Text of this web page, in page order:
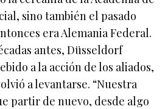
sino también el pasado
era Alemania Federal.
antes, Düsseldorf
a la acción de los aliados,
a levantarse. “Nuestra
partir de nuevo, desde algo